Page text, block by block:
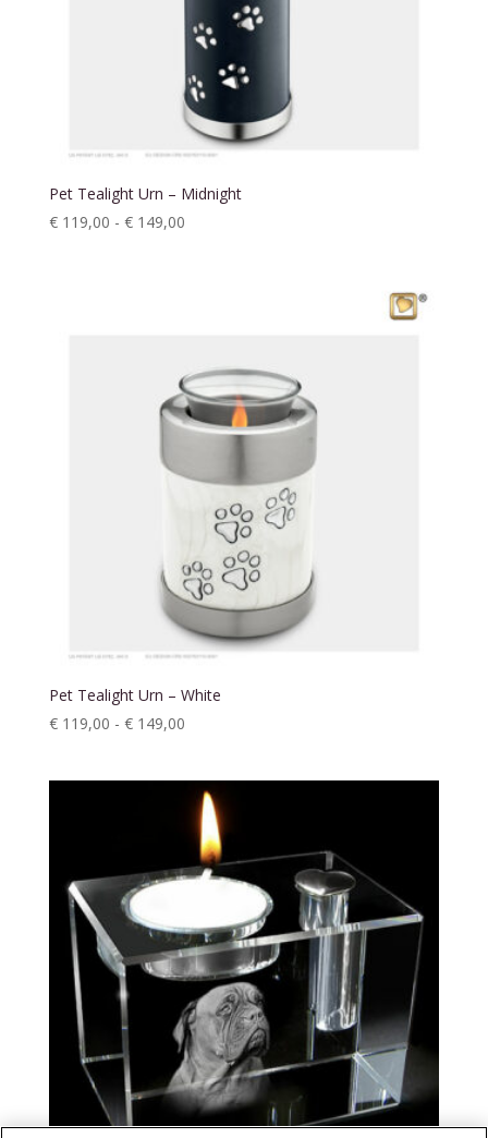
Pet Tealight Urn – Midnight
€119,00 - €149,00Prijsklasse:
Pet Tealight Urn – White
€119,00 - €149,00Prijsklasse:
€ 149,00